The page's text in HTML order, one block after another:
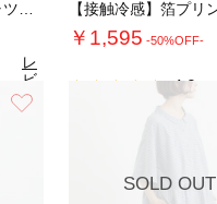
レ
ビ
ュ
ー
￥1,595 -50%OFF-
4.9
SOLD OUT